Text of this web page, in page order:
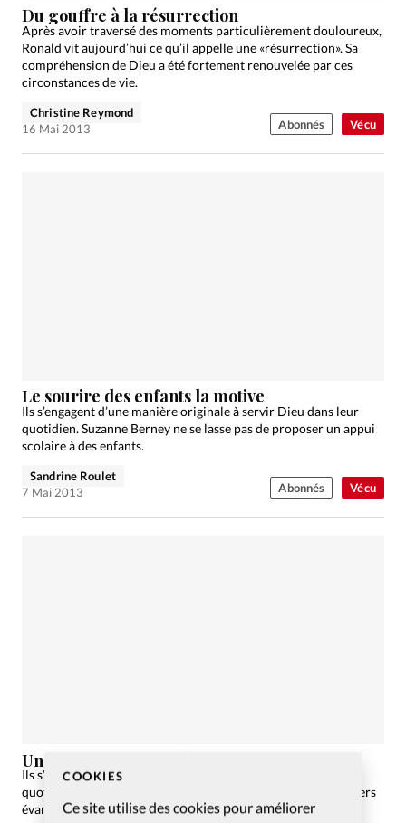
COOKIES
Ce site utilise des cookies pour améliorer
Vécu
Du gouffre à la résurrection
Après avoir traversé des moments particulièrement douloureux,
Ronald vit aujourd’hui ce qu’il appelle une «résurrection». Sa
compréhension de Dieu a été fortement renouvelée par ces
circonstances de vie.
Christine Reymond
16 Mai 2013
Abonnés
Vécu
Le sourire des enfants la motive
Ils s’engagent d’une manière originale à servir Dieu dans leur
quotidien. Suzanne Berney ne se lasse pas de proposer un appui
scolaire à des enfants.
Sandrine Roulet
7 Mai 2013
Abonnés
Un biker pas comme les autres
Ils s’engagent d’une manière originale à servir Dieu dans leur
quotidien. Le motard Serge Hänzi a rejoint un groupe de «bikers
évangélistes».